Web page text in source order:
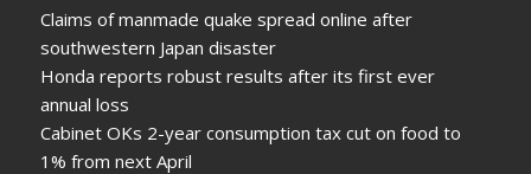
Claims of manmade quake spread online after
southwestern Japan disaster
Honda reports robust results after its first ever
annual loss
Cabinet OKs 2-year consumption tax cut on food to
1% from next April